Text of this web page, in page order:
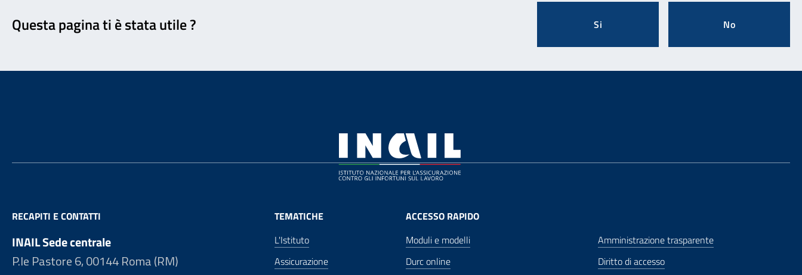
Questa pagina ti è stata utile ?
Si No
RECAPITI E CONTATTI
INAIL Sede centrale
P.le Pastore 6, 00144 Roma (RM)
TEMATICHE
L'Istituto
Assicurazione
ACCESSO RAPIDO
Moduli e modelli
Durc online
Amministrazione trasparente
Diritto di accesso